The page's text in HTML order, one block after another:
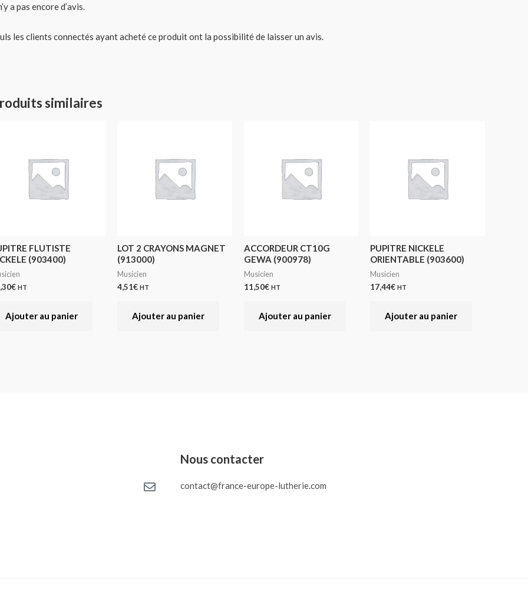
a pas encore d’avis.
les clients connectés ayant acheté ce produit ont la possibilité de laisser un avis.
similaires
FLUTISTE
(903400)
€ HT
Ajouter au panier
LOT 2 CRAYONS MAGNET
(913000)
Musicien
4,51€ HT
Ajouter au panier
ACCORDEUR CT10G
GEWA (900978)
Musicien
11,50€ HT
Ajouter au panier
PUPITRE NICKELE
ORIENTABLE (903600)
Musicien
17,44€ HT
Ajouter au panier
Nous contacter
contact@france-europe-lutherie.com